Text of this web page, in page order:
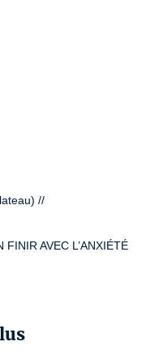
//
AVEC L’ANXIÉTÉ